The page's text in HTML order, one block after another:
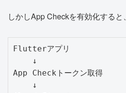
しかしApp Checkを有効化すると、
Flutterアプリ
App Checkトークン取得